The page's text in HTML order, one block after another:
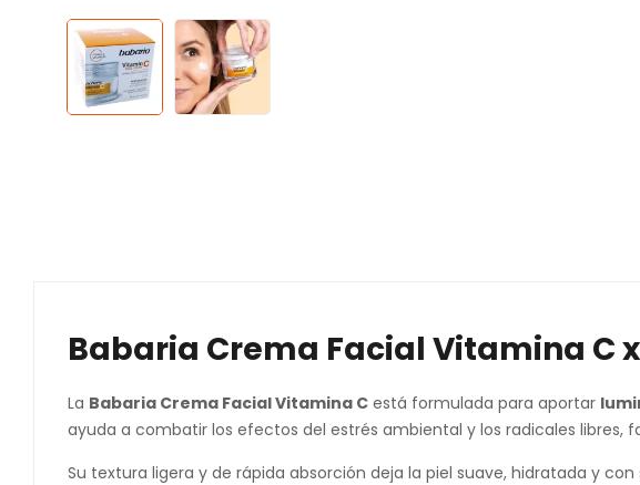
Babaria Crema Facial Vitamina C
La Babaria Crema Facial Vitamina C está formulada para aportar
ayuda a combatir los efectos del estrés ambiental y los radicales libres,
Su textura ligera y de rápida absorción deja la piel suave, hidratada y